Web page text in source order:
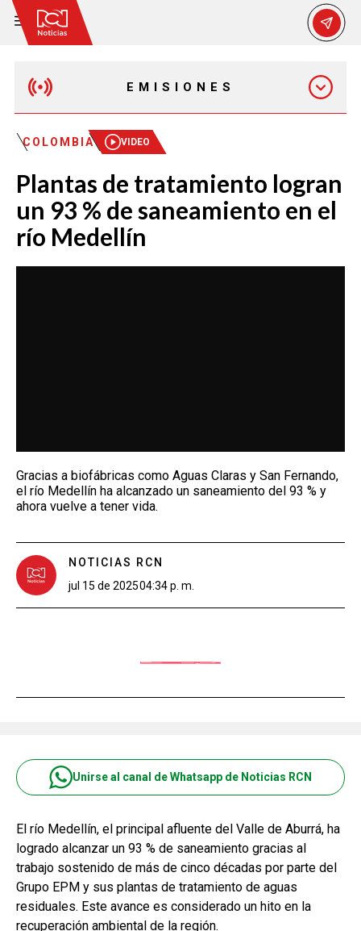
EMISIONES
EMISIÓN 12:30 PM
EMISIÓN 7:00 PM
COLOMBIA VIDEO
Plantas de tratamiento logran
un 93 % de saneamiento en el
río Medellín
Gracias a biofábricas como Aguas Claras y San Fernando,
el río Medellín ha alcanzado un saneamiento del 93 % y
ahora vuelve a tener vida.
NOTICIAS RCN
jul 15 de 202504:34 p. m.
Unirse al canal de Whatsapp de Noticias RCN
El río Medellín, el principal afluente del Valle de Aburrá, ha
logrado alcanzar un 93 % de saneamiento gracias al
trabajo sostenido de más de cinco décadas por parte del
Grupo EPM y sus plantas de tratamiento de aguas
residuales. Este avance es considerado un hito en la
recuperación ambiental de la región.